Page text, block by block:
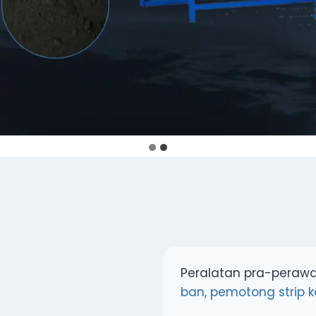
Peralatan pra-
ban, pemotong strip